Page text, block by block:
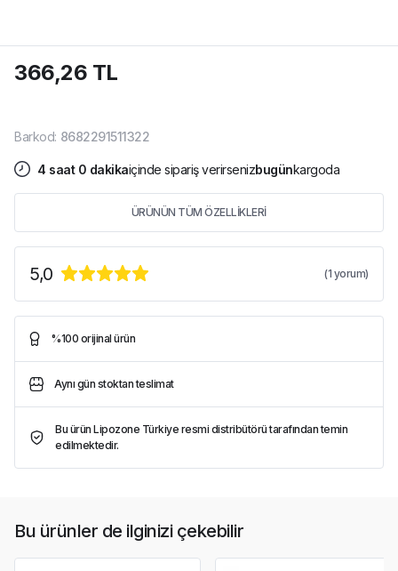
366,26 TL
Barkod: 8682291511322
4 saat 0 dakikaiçinde sipariş verirsenizbugünkargoda
ÜRÜNÜN TÜM ÖZELLİKLERİ
5,0 (1 yorum)
%100 orijinal ürün
Aynı gün stoktan teslimat
Bu ürün Lipozone Türkiye resmi distribütörü tarafından temin
edilmektedir.
Bu ürünler de ilginizi çekebilir